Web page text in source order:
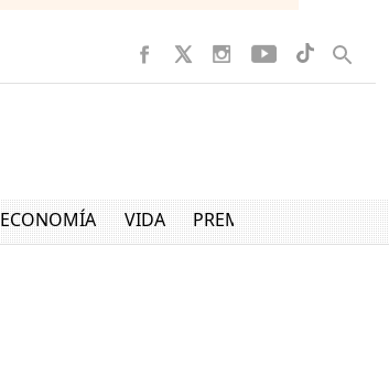
ECONOMÍA VIDA PREMIUM